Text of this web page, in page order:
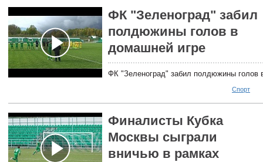
ФК "Зеленоград" забил
полдюжины голов в
домашней игре
ФК "Зеленоград" забил полдюжины голов
Спорт
Финалисты Кубка
Москвы сыграли
вничью в рамках